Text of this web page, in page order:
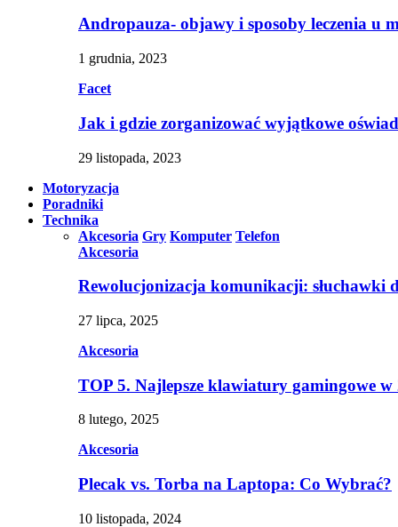
Andropauza- objawy i sposoby leczenia u
1 grudnia, 2023
Facet
Jak i gdzie zorganizować wyjątkowe
29 listopada, 2023
Motoryzacja
Poradniki
Technika
Akcesoria Gry Komputer Telefon
Akcesoria
Rewolucjonizacja komunikacji: słuchawki
27 lipca, 2025
Akcesoria
TOP 5. Najlepsze klawiatury gamingowe w
8 lutego, 2025
Akcesoria
Plecak vs. Torba na Laptopa: Co Wybrać?
10 listopada, 2024